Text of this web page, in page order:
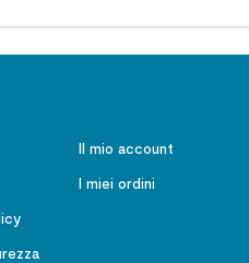
Il mio account
I miei ordini